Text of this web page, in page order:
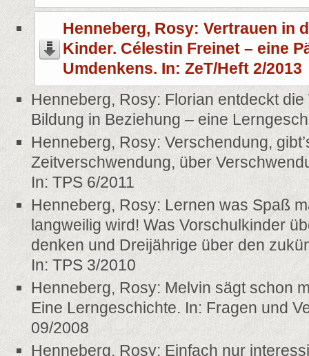
Henneberg, Rosy: Vertrauen in
Kinder. Célestin Freinet – eine
Umdenkens. In: ZeT/Heft 2/2013
Henneberg, Rosy: Florian entdeckt
Bildung in Beziehung – eine
Henneberg, Rosy: Verschendung,
Zeitverschwendung, über
In: TPS 6/2011
Henneberg, Rosy: Lernen was Spaß
langweilig wird! Was Vorschulkinder
denken und Dreijährige über den
In: TPS 3/2010
Henneberg, Rosy: Melvin sägt schon
Eine Lerngeschichte. In: Fragen und
09/2008
Henneberg, Rosy: Einfach nur